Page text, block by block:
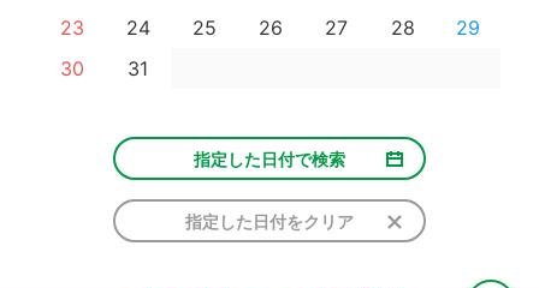
23
24 25 26 27 28
29
30
31
指定した日付で検索
指定した日付をクリア